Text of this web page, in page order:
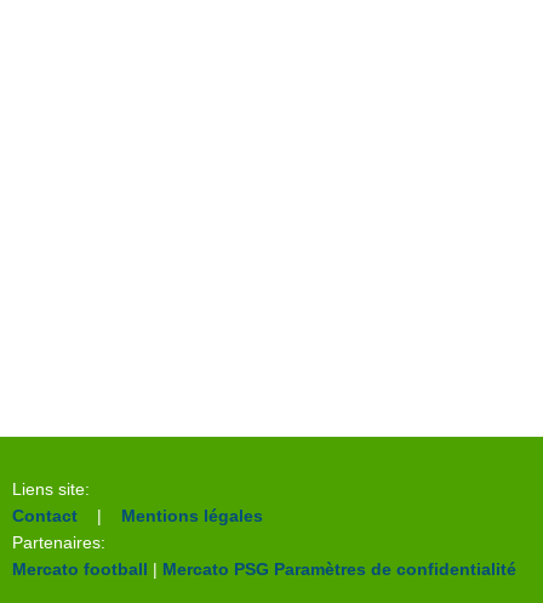
Liens site:
Contact | Mentions légales
Partenaires:
Mercato football | Mercato PSG Paramètres de confidentialité